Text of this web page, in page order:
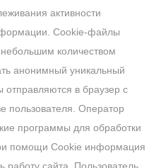
активности
Сookie-файлы
количеством
анонимный уникальный
в браузер с
пользователя. Оператор
программы для обработки
помощи Сookie информация